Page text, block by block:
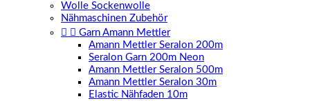
Wolle Sockenwolle
Nähmaschinen Zubehör
  Garn Amann Mettler
Amann Mettler Seralon 200m
Seralon Garn 200m Neon
Amann Mettler Seralon 500m
Amann Mettler Seralon 30m
Elastic Nähfaden 10m